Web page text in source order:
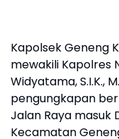
Kapolsek Geneng
mewakili Kapolres
Widyatama, S.I.K.,
pengungkapan
Jalan Raya masuk
Kecamatan